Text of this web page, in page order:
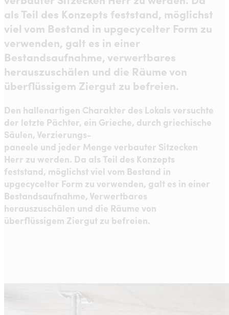
als Teil des Konzepts feststand, möglichst
viel vom Bestand in upgecycelter Form zu
verwenden, galt es in einer
Bestandsaufnahme, verwertbares
herauszuschälen und die Räume von
überflüssigem Ziergut zu befreien.
Den hallenartigen Charakter des Lokals versuchte
der letzte Pächter, ein Grieche, durch griechische
Säulen, Verzierungs-
paneele und jeder Menge verbauter Sitzecken
Herr zu werden. Da als Teil des Konzepts
feststand, möglichst viel vom Bestand in
upgecycelter Form zu verwenden, galt es in einer
Bestandsaufnahme, Verwertbares
herauszuschälen und die Räume von
überflüssigem Ziergut zu befreien.